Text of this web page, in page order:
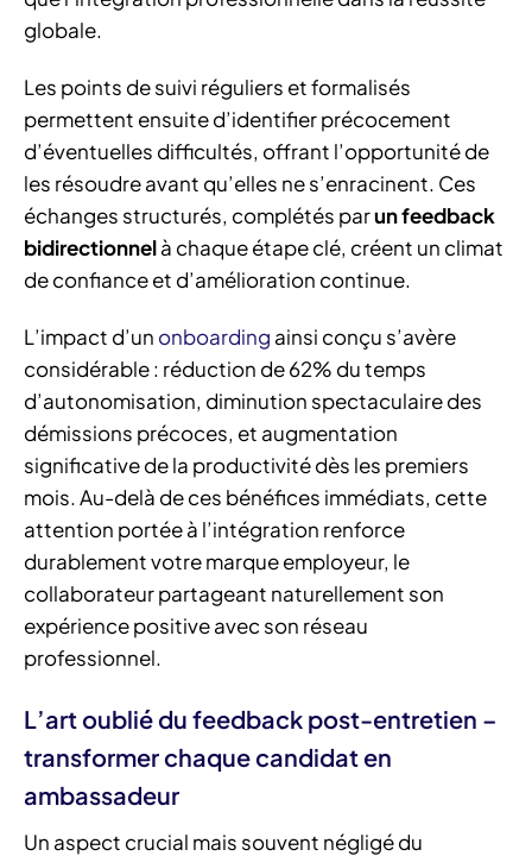
globale.
Les points de suivi réguliers et formalisés
permettent ensuite d’identifier précocement
d’éventuelles difficultés, offrant l’opportunité de
les résoudre avant qu’elles ne s’enracinent. Ces
échanges structurés, complétés parun feedback
bidirectionnelà chaque étape clé, créent un climat
de confiance et d’amélioration continue.
L’impact d’un onboarding ainsi conçu s’avère
considérable : réduction de 62% du temps
d’autonomisation, diminution spectaculaire des
démissions précoces, et augmentation
significative de la productivité dès les premiers
mois. Au-delà de ces bénéfices immédiats, cette
attention portée à l’intégration renforce
durablement votre marque employeur, le
collaborateur partageant naturellement son
expérience positive avec son réseau
professionnel.
L’art oublié du feedback post-entretien –
transformer chaque candidat en
ambassadeur
Un aspect crucial mais souvent négligé du